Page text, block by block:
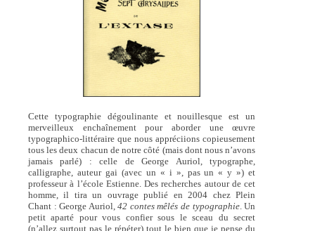
Cette typographie dégoulinante et nouillesque est un
merveilleux enchaînement pour aborder une œuvre
typographico-littéraire que nous appréciions copieusement
tous les deux chacun de notre côté (mais dont nous n’avons
jamais parlé) : celle de George Auriol, typographe,
calligraphe, auteur gai (avec un « i », pas un « y ») et
professeur à l’école Estienne. Des recherches autour de cet
homme, il tira un ouvrage publié en 2004 chez Plein
Chant : George Auriol,42 contes mêlés de typographie. Un
petit aparté pour vous confier sous le sceau du secret
(n’allez surtout pas le répéter) tout le bien que je pense du